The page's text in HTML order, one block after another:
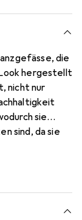
die
hergestellt
nicht nur
sie
sind, da sie